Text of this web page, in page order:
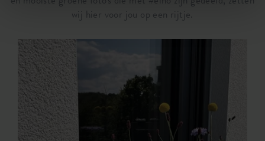
wij hier voor jou op een rijtje.